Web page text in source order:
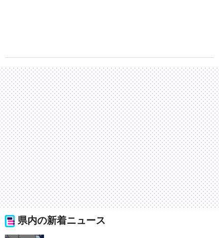
県内の新着ニュース